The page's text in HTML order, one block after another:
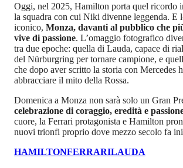
Oggi, nel 2025, Hamilton porta quel ricordo
la squadra con cui Niki divenne leggenda. E
iconico, Monza, davanti al pubblico che
vive di passione. L’omaggio fotografico
tra due epoche: quella di Lauda, capace di
del Nürburgring per tornare campione, e
che dopo aver scritto la storia con Mercedes
abbracciare il mito della Rossa.
Domenica a Monza non sarà solo un Gran
celebrazione di coraggio, eredità e
cuore, la Ferrari protagonista e Hamilton
nuovi trionfi proprio dove mezzo secolo fa
HAMILTONFERRARILAUDA